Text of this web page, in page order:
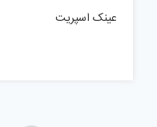
عینک اسپریت